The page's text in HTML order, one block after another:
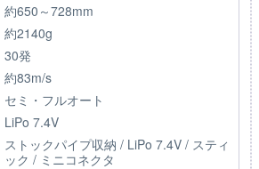
約650～728mm
約2140g
30発
約83m/s
セミ・フルオート
LiPo 7.4V
ストックパイプ収納 / LiPo 7.4V / スティ
ック / ミニコネクタ